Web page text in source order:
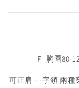
F 胸圍80-
可正肩 ㄧ字領 兩種